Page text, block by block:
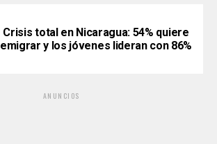
Crisis total en Nicaragua: 54% quiere
emigrar y los jóvenes lideran con 86%
ANUNCIOS